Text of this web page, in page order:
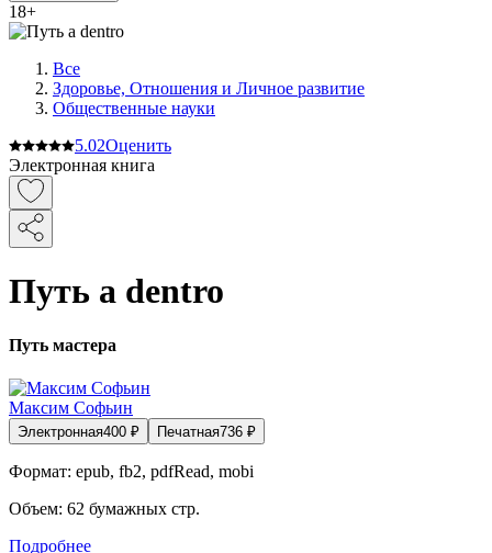
18+
Все
Здоровье, Отношения и Личное развитие
Общественные науки
5.02Оценить
Электронная книга
Путь a dentro
Путь мастера
Максим Софьин
Электронная400 ₽ Печатная736 ₽
Формат: epub, fb2, pdfRead, mobi
Объем: 62 бумажных стр.
Подробнее